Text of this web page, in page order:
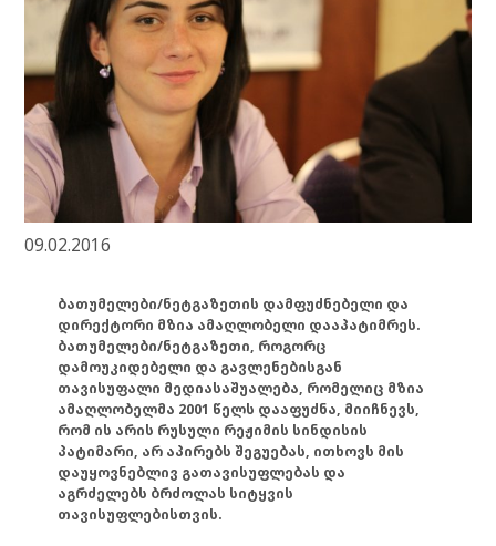
09.02.2016
ბათუმელები/ნეტგაზეთის დამფუძნებელი და
დირექტორი მზია ამაღლობელი დააპატიმრეს.
ბათუმელები/ნეტგაზეთი, როგორც
დამოუკიდებელი და გავლენებისგან
თავისუფალი მედიასაშუალება, რომელიც მზია
ამაღლობელმა 2001 წელს დააფუძნა, მიიჩნევს,
რომ ის არის რუსული რეჟიმის სინდისის
პატიმარი, არ აპირებს შეგუებას, ითხოვს მის
დაუყოვნებლივ გათავისუფლებას და
აგრძელებს ბრძოლას სიტყვის
თავისუფლებისთვის.